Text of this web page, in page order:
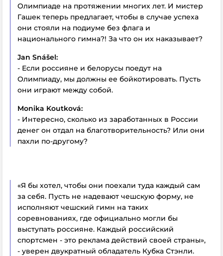
Олимпиаде на протяжении многих лет. И мистер
Гашек теперь предлагает, чтобы в случае успеха
они стояли на подиуме без флага и
национального гимна?! За что он их наказывает?
Jan Snášel:
- Если россияне и белорусы поедут на
Олимпиаду, мы должны ее бойкотировать. Пусть
они играют между собой.
Monika Koutková:
- Интересно, сколько из заработанных в России
денег он отдал на благотворительность? Или они
пахли по-другому?
«Я бы хотел, чтобы они поехали туда каждый сам
за себя. Пусть не надевают чешскую форму, не
исполняют чешский гимн на таких
соревнованиях, где официально могли бы
выступать россияне. Каждый российский
спортсмен - это реклама действий своей страны»,
- уверен двукратный обладатель Кубка Стэнли.